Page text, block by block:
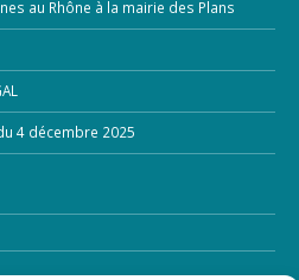
4 décembre 2025